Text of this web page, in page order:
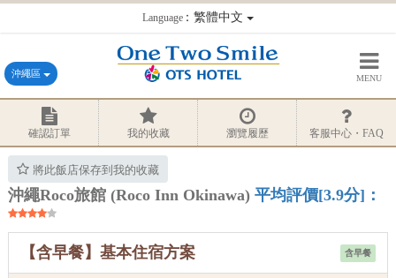
Language：繁體中文
沖繩區 MENU
確認訂單 我的收藏 瀏覽履歷 客服中心・FAQ
將此飯店保存到我的收藏
沖繩Roco旅館 (Roco Inn Okinawa) 平均評價[3.9分]：
含早餐
【含早餐】基本住宿方案